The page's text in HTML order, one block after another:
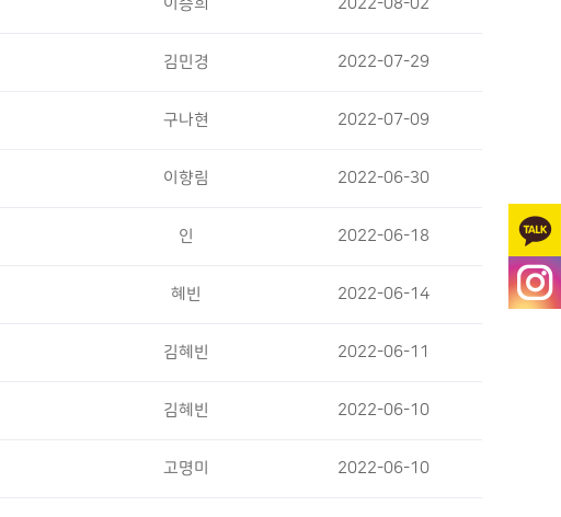
이승희 2022-08-02
김민경 2022-07-29
구나현 2022-07-09
이향림 2022-06-30
인 2022-06-18
혜빈 2022-06-14
김혜빈 2022-06-11
김혜빈 2022-06-10
고명미 2022-06-10